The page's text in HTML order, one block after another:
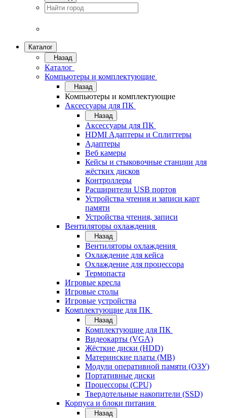
Каталог
Назад
Каталог
Компьютеры и комплектующие
Назад
Компьютеры и комплектующие
Аксессуары для ПК
Назад
Аксессуары для ПК
HDMI Адаптеры и Сплиттеры
Адаптеры
Веб камеры
Кейсы и стыковочные станции для
жёстких дисков
Контроллеры
Расширители USB портов
Устройства чтения и записи карт
памяти
Устройства чтения, записи
Вентиляторы охлаждения
Назад
Вентиляторы охлаждения
Охлаждение для кейса
Охлаждение для процессора
Термопаста
Игровые кресла
Игровые столы
Игровые устройства
Комплектующие для ПК
Назад
Комплектующие для ПК
Видеокарты (VGA)
Жёсткие диски (HDD)
Материнские платы (MB)
Модули оперативной памяти (ОЗУ)
Портативные диски
Процессоры (CPU)
Твердотельные накопители (SSD)
Корпуса и блоки питания
Назад